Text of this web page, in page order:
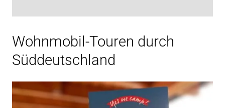
Wohnmobil-Touren durch
Süddeutschland